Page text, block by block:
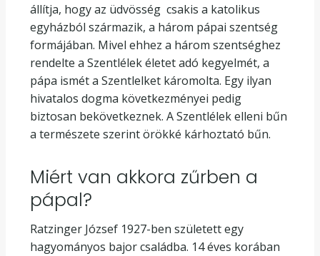
állítja, hogy az üdvösség csakis a katolikus
egyházból származik, a három pápai szentség
formájában. Mivel ehhez a három szentséghez
rendelte a Szentlélek életet adó kegyelmét, a
pápa ismét a Szentlelket káromolta. Egy ilyan
hivatalos dogma következményei pedig
biztosan bekövetkeznek. A Szentlélek elleni bűn
a természete szerint örökké kárhoztató bűn.
Miért van akkora zűrben a
pápal?
Ratzinger József 1927-ben született egy
hagyományos bajor családba. 14 éves korában